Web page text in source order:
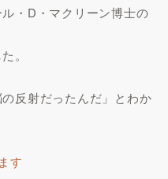
・D・マクリーン博士の
。
反射だったんだ」とわか
す